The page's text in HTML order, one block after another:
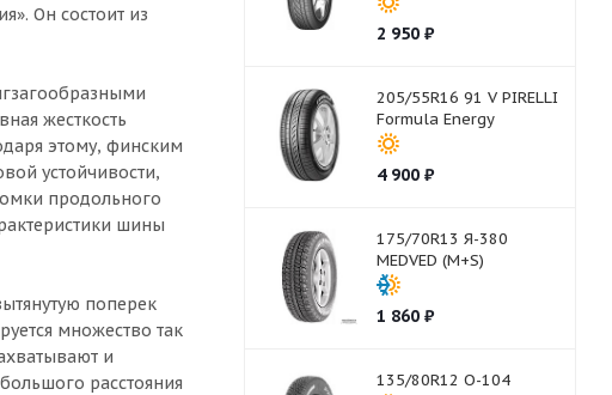
Он состоит из
жесткость
этому, финским
устойчивости,
продольного
шины
поперек
множество так
и
расстояния
2 950₽
205/55R16 91 V PIRELLI
Formula Energy
4 900₽
175/70R13 Я-380
MEDVED (M+S)
1 860₽
135/80R12 О-104